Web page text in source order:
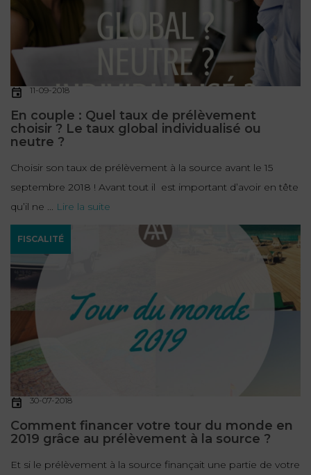
11-09-2018
En couple : Quel taux de prélèvement
choisir ? Le taux global individualisé ou
neutre ?
Choisir son taux de prélèvement à la source avant le 15
septembre 2018 ! Avant tout il est important d’avoir en tête
qu’il ne ... Lire la suite
FISCALITÉ
30-07-2018
Comment financer votre tour du monde en
2019 grâce au prélèvement à la source ?
Et si le prélèvement à la source finançait une partie de votre